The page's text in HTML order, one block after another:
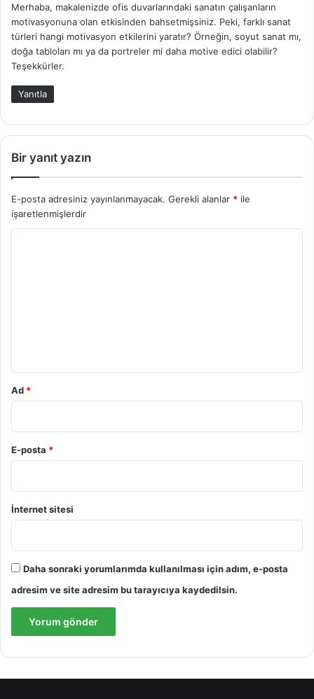
i
k
i
Merhaba, makalenizde ofis duvarlarındaki sanatın çalışanların
motivasyonuna olan etkisinden bahsetmişsiniz. Peki, farklı sanat
türleri hangi motivasyon etkilerini yaratır? Örneğin, soyut sanat mı,
doğa tabloları mı ya da portreler mi daha motive edici olabilir?
Teşekkürler.
Yanıtla
Bir yanıt yazın
E-posta adresiniz yayınlanmayacak. Gerekli alanlar * ile
işaretlenmişlerdir
Ad *
E-posta *
İnternet sitesi
Daha sonraki yorumlarımda kullanılması için adım, e-posta
adresim ve site adresim bu tarayıcıya kaydedilsin.